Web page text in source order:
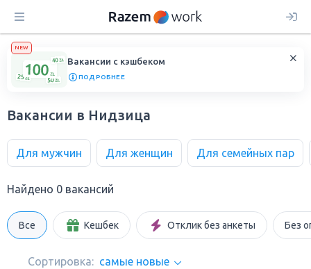
NEW
Вакансии с кэшбеком
ПОДРОБНЕЕ
Вакансии в Нидзица
Для мужчин Для женщин Для семейных пар
Найдено 0 вакансий
Все Кешбек Отклик без анкеты Без
Сортировка: самые новые